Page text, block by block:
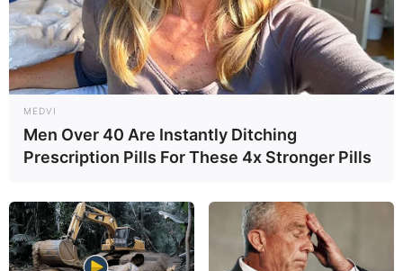
los síntomas de la menopausia. Veacómo identificar los
síntomas de la menopausia.
MEDVI
Men Over 40 Are Instantly Ditching
Prescription Pills For These 4x Stronger Pills